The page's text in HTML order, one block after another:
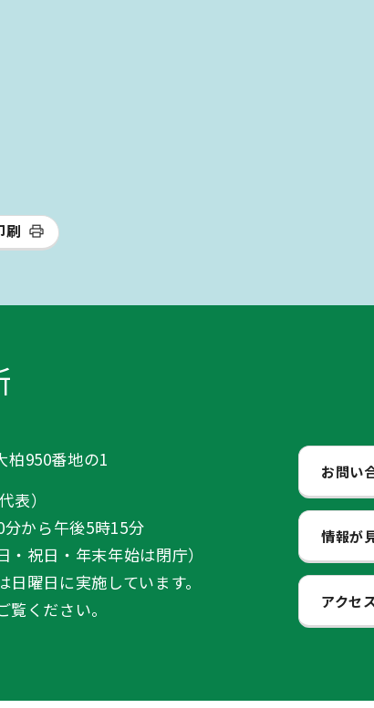
刷
950番地の1
表）
から午後5時15分
・祝日・年末年始は閉庁）
曜日に実施しています。
覧ください。
お問い
情報が
アクセ